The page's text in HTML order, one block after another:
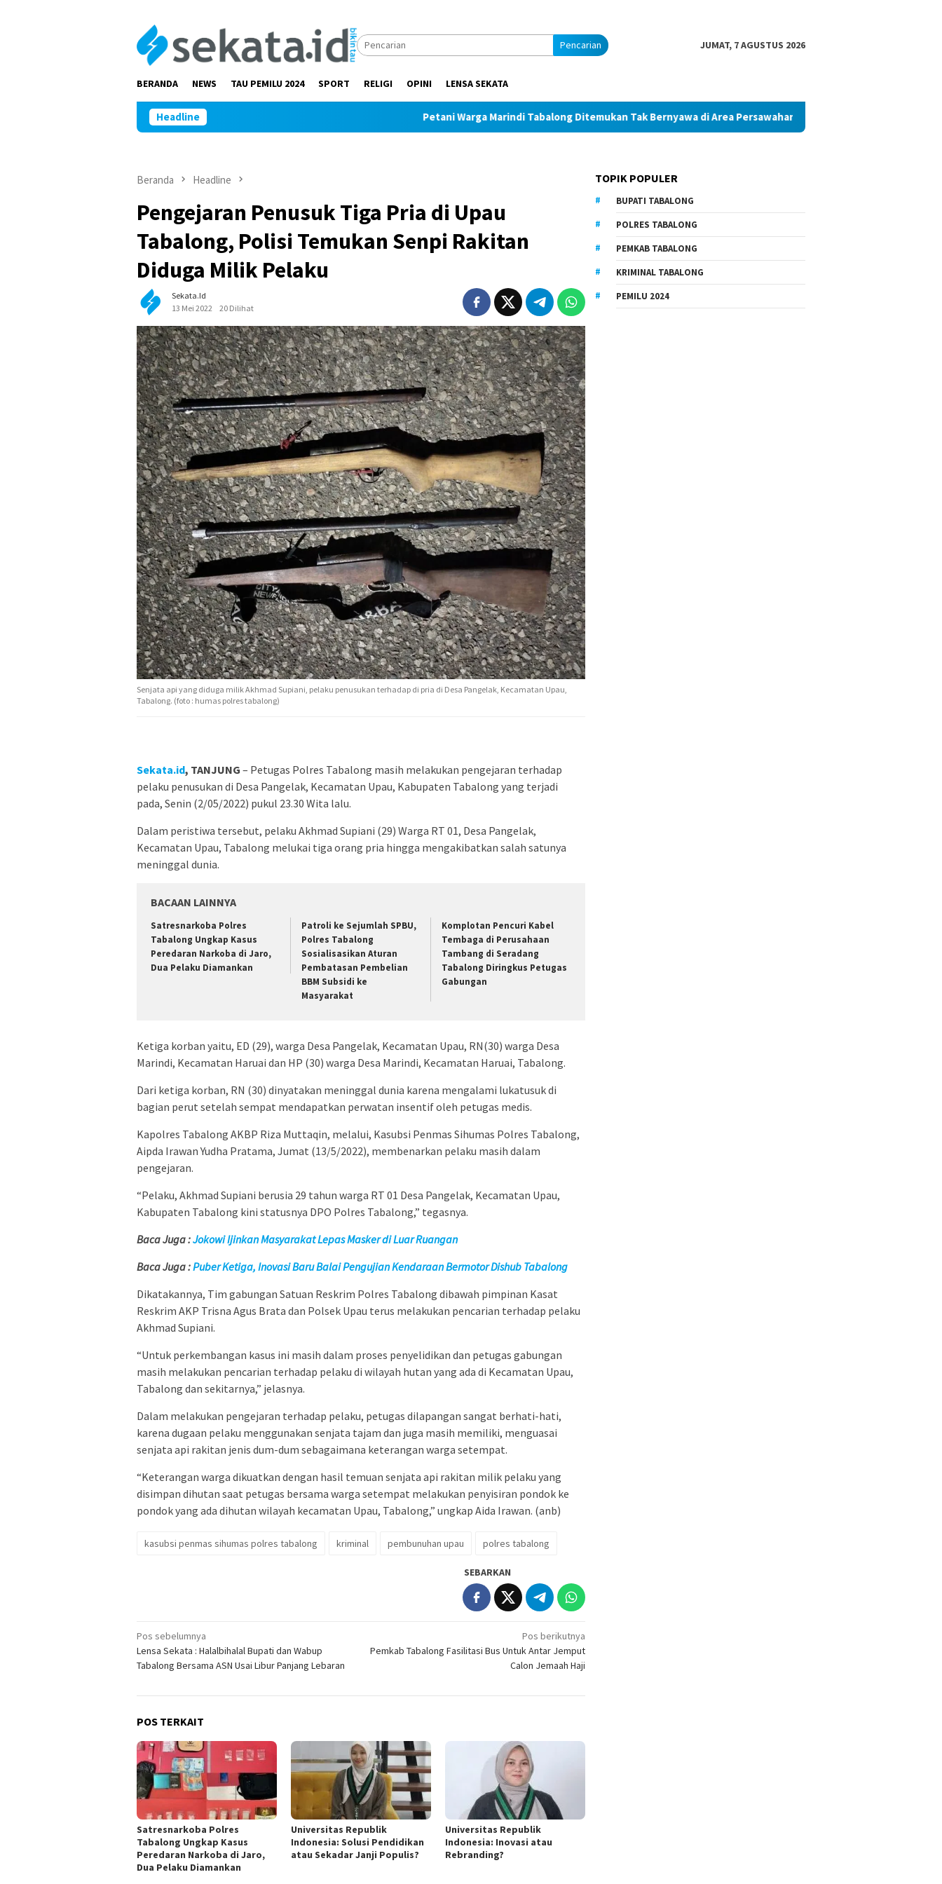
Pencarian JUMAT, 7 AGUSTUS 2026
BERANDA NEWS TAU PEMILU 2024 SPORT RELIGI OPINI LENSA SEKATA
Headline Petani Warga Marindi Tabalong Ditemukan Tak Bernyawa di Area Persawahan Diduga Palsukan Ijazah SMKN di
Beranda Headline
Pengejaran Penusuk Tiga Pria di Upau
Tabalong, Polisi Temukan Senpi Rakitan
Diduga Milik Pelaku
Sekata.id
13 Mei 2022
20 Dilihat
Senjata api yang diduga milik Akhmad Supiani, pelaku penusukan terhadap di pria di Desa Pangelak, Kecamatan Upau,
Tabalong. (foto : humas polres tabalong)
Sekata.id, TANJUNG – Petugas Polres Tabalong masih melakukan pengejaran terhadap
pelaku penusukan di Desa Pangelak, Kecamatan Upau, Kabupaten Tabalong yang terjadi
pada, Senin (2/05/2022) pukul 23.30 Wita lalu.
Dalam peristiwa tersebut, pelaku Akhmad Supiani (29) Warga RT 01, Desa Pangelak,
Kecamatan Upau, Tabalong melukai tiga orang pria hingga mengakibatkan salah satunya
meninggal dunia.
BACAAN LAINNYA
Satresnarkoba Polres
Tabalong Ungkap Kasus
Peredaran Narkoba di Jaro,
Dua Pelaku Diamankan
Patroli ke Sejumlah SPBU,
Polres Tabalong
Sosialisasikan Aturan
Pembatasan Pembelian
BBM Subsidi ke
Masyarakat
Komplotan Pencuri Kabel
Tembaga di Perusahaan
Tambang di Seradang
Tabalong Diringkus Petugas
Gabungan
Ketiga korban yaitu, ED (29), warga Desa Pangelak, Kecamatan Upau, RN(30) warga Desa
Marindi, Kecamatan Haruai dan HP (30) warga Desa Marindi, Kecamatan Haruai, Tabalong.
Dari ketiga korban, RN (30) dinyatakan meninggal dunia karena mengalami lukatusuk di
bagian perut setelah sempat mendapatkan perwatan insentif oleh petugas medis.
Kapolres Tabalong AKBP Riza Muttaqin, melalui, Kasubsi Penmas Sihumas Polres Tabalong,
Aipda Irawan Yudha Pratama, Jumat (13/5/2022), membenarkan pelaku masih dalam
pengejaran.
“Pelaku, Akhmad Supiani berusia 29 tahun warga RT 01 Desa Pangelak, Kecamatan Upau,
Kabupaten Tabalong kini statusnya DPO Polres Tabalong,” tegasnya.
Baca Juga :Jokowi Ijinkan Masyarakat Lepas Masker di Luar Ruangan
Baca Juga :Puber Ketiga, Inovasi Baru Balai Pengujian Kendaraan Bermotor Dishub Tabalong
Dikatakannya, Tim gabungan Satuan Reskrim Polres Tabalong dibawah pimpinan Kasat
Reskrim AKP Trisna Agus Brata dan Polsek Upau terus melakukan pencarian terhadap pelaku
Akhmad Supiani.
“Untuk perkembangan kasus ini masih dalam proses penyelidikan dan petugas gabungan
masih melakukan pencarian terhadap pelaku di wilayah hutan yang ada di Kecamatan Upau,
Tabalong dan sekitarnya,” jelasnya.
Dalam melakukan pengejaran terhadap pelaku, petugas dilapangan sangat berhati-hati,
karena dugaan pelaku menggunakan senjata tajam dan juga masih memiliki, menguasai
senjata api rakitan jenis dum-dum sebagaimana keterangan warga setempat.
“Keterangan warga dikuatkan dengan hasil temuan senjata api rakitan milik pelaku yang
disimpan dihutan saat petugas bersama warga setempat melakukan penyisiran pondok ke
pondok yang ada dihutan wilayah kecamatan Upau, Tabalong,” ungkap Aida Irawan. (anb)
kasubsi penmas sihumas polres tabalong kriminal pembunuhan upau polres tabalong
SEBARKAN
Navigasi
pos
Pos sebelumnya
Lensa Sekata : Halalbihalal Bupati dan Wabup
Tabalong Bersama ASN Usai Libur Panjang Lebaran
Pos berikutnya
Pemkab Tabalong Fasilitasi Bus Untuk Antar Jemput
Calon Jemaah Haji
POS TERKAIT
Satresnarkoba Polres
Tabalong Ungkap Kasus
Peredaran Narkoba di Jaro,
Dua Pelaku Diamankan
Universitas Republik
Indonesia: Solusi Pendidikan
atau Sekadar Janji Populis?
Universitas Republik
Indonesia: Inovasi atau
Rebranding?
TOPIK POPULER
BUPATI TABALONG
POLRES TABALONG
PEMKAB TABALONG
KRIMINAL TABALONG
PEMILU 2024